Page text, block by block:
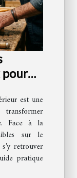
pour
est une
Face à la
sur le
retrouver
pratique